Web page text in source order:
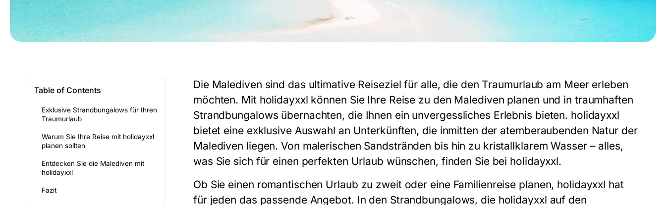
Table of Contents
Exklusive Strandbungalows für Ihren
Traumurlaub
Warum Sie Ihre Reise mit holidayxxl
planen sollten
Entdecken Sie die Malediven mit
holidayxxl
Fazit
Die Malediven sind das ultimative Reiseziel für alle, die den Traumurlaub am Meer erleben
möchten. Mit holidayxxl können Sie Ihre Reise zu den Malediven planen und in traumhaften
Strandbungalows übernachten, die Ihnen ein unvergessliches Erlebnis bieten. holidayxxl
bietet eine exklusive Auswahl an Unterkünften, die inmitten der atemberaubenden Natur der
Malediven liegen. Von malerischen Sandstränden bis hin zu kristallklarem Wasser – alles,
was Sie sich für einen perfekten Urlaub wünschen, finden Sie bei holidayxxl.
Ob Sie einen romantischen Urlaub zu zweit oder eine Familienreise planen, holidayxxl hat
für jeden das passende Angebot. In den Strandbungalows, die holidayxxl auf den